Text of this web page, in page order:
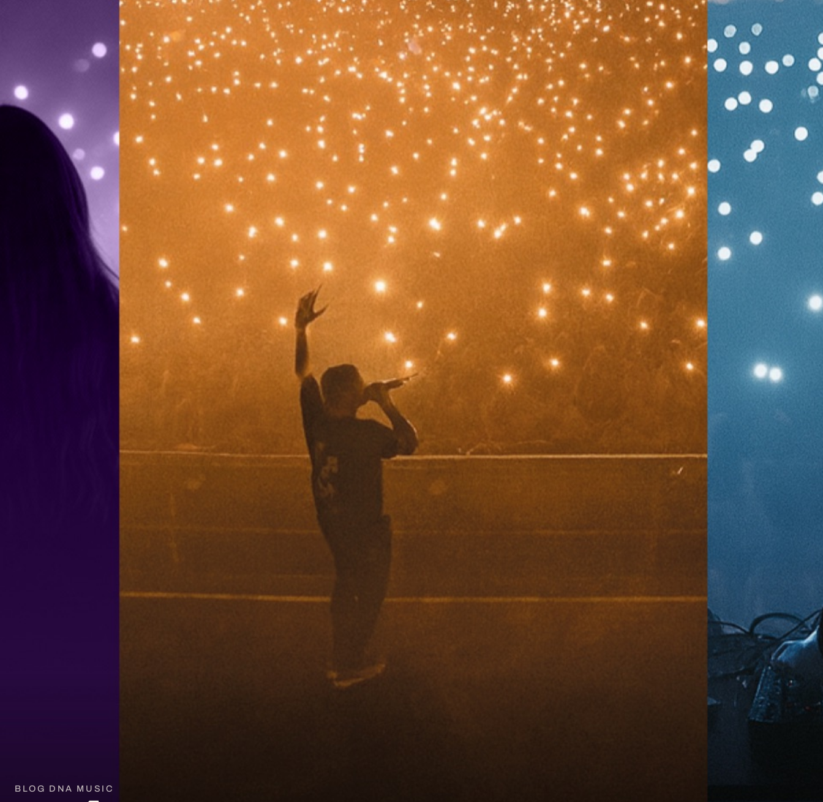
BLOG DNA MUSIC